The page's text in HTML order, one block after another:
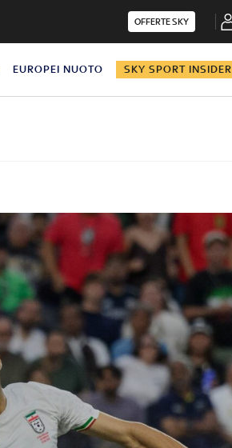
OFFERTE SKY
EUROPEI NUOTO SKY SPORT INSIDER